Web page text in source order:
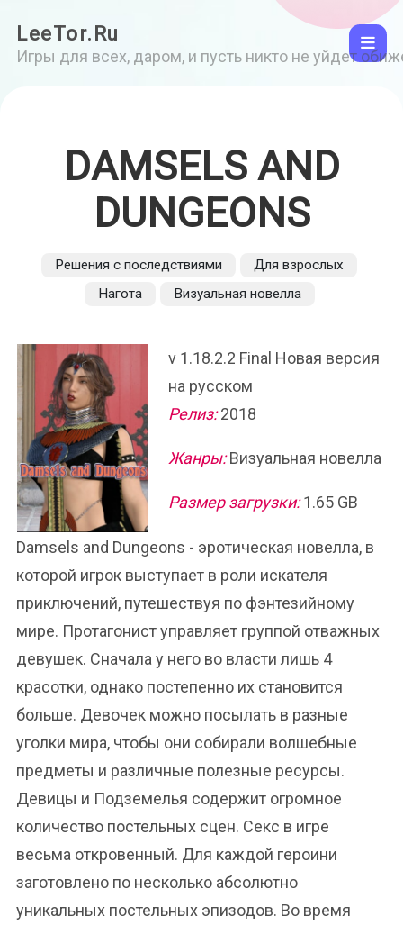
LeeTor.Ru
Игры для всех, даром, и пусть никто не уйдет
DAMSELS AND
DUNGEONS
Решения с последствиями
Для взрослых
Нагота
Визуальная новелла
v 1.18.2.2 Final Новая версия
на русском
Релиз:2018
Жанры:Визуальная новелла
Размер загрузки:1.65 GB
Damsels and Dungeons - эротическая новелла, в
которой игрок выступает в роли искателя
приключений, путешествуя по фэнтезийному
мире. Протагонист управляет группой отважных
девушек. Сначала у него во власти лишь 4
красотки, однако постепенно их становится
больше. Девочек можно посылать в разные
уголки мира, чтобы они собирали волшебные
предметы и различные полезные ресурсы.
Девицы и Подземелья содержит огромное
количество постельных сцен. Секс в игре
весьма откровенный. Для каждой героини
заготовлено по несколько абсолютно
уникальных постельных эпизодов. Во время